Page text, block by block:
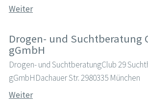
Weiter
Drogen- und Suchtberatung
gGmbH
Drogen- und SuchtberatungClub 29
gGmbHDachauer Str. 2980335 München
Weiter